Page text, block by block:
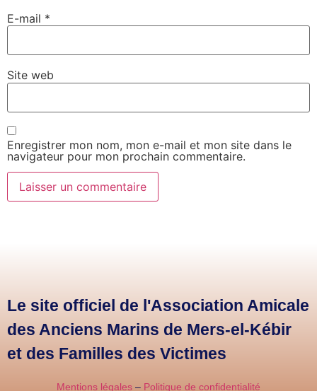
E-mail *
Site web
Enregistrer mon nom, mon e-mail et mon site dans le
navigateur pour mon prochain commentaire.
Le site officiel de l'Association Amicale
des Anciens Marins de Mers-el-Kébir
et des Familles des Victimes
Mentions légales – Politique de confidentialité